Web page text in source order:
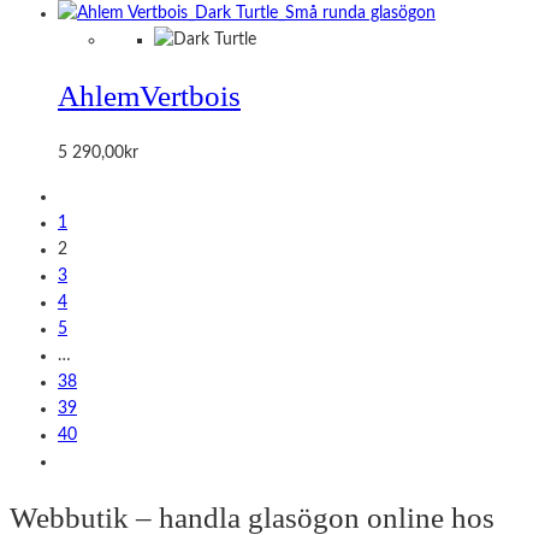
AhlemVertbois
5 290,00kr
1
2
3
4
5
…
38
39
40
Webbutik – handla glasögon online hos